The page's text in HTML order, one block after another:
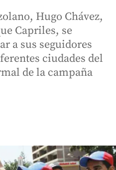
Hugo Chávez,
Capriles, se
a sus seguidores
ciudades del
de la campaña